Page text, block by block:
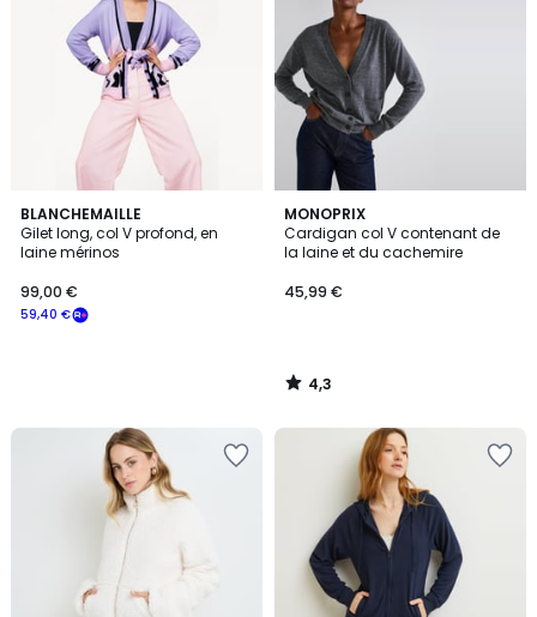
BLANCHEMAILLE
Gilet long, col V profond, en
laine mérinos
59,40 €
99,00 €
MONOPRIX
Cardigan col V contenant de
la laine et du cachemire
45,99 €
4,3
/ 5
4,3
/